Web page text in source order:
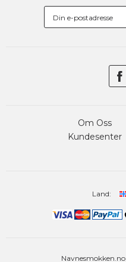
Om Oss
Kundesenter
Land:
Navnesmokken.no